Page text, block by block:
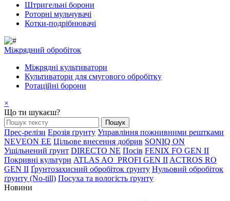
Штригельні борони
Pоторні мульчувачі
Котки-подрібнювачі
Mіжрядний обробіток
Міжрядні культиватори
Культиватори для смугового обробітку
Ротаційні борони
×
Що ти шукаєш?
Прес-релізи Ерозія ґрунту Управління пожнивними рештками
NEVEON EE Цільове внесення добрив SONIQ ON
Ущільнений ґрунт DIRECTO NE Посів FENIX FO GEN II
Покривні культури ATLAS AO_PROFI GEN II ACTROS RO
GEN II Ґрунтозахисний обробіток ґрунту Нульовий обробіток
ґрунту (No-till) Посуха та вологість ґрунту
Новини